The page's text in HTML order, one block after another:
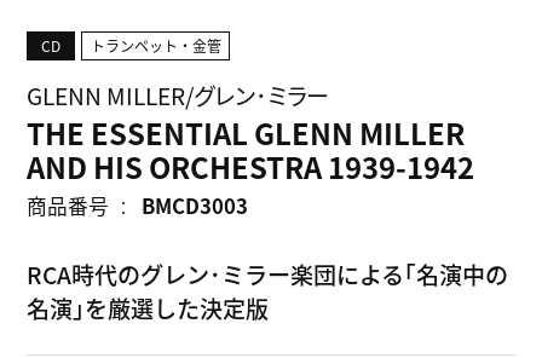
CD トランペット・金管
GLENN MILLER/グレン･ミラー
THE ESSENTIAL GLENN MILLER
AND HIS ORCHESTRA 1939-1942
商品番号 BMCD3003
RCA時代のグレン･ミラー楽団による｢名演中の
名演｣を厳選した決定版